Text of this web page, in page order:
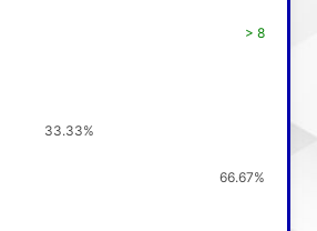
> 8
33.33%
66.67%